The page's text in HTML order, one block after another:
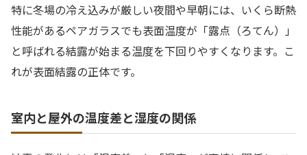
特に冬場の冷え込みが厳しい夜間や早朝には、いくら断熱
性能があるペアガラスでも表面温度が「露点（ろてん）」
と呼ばれる結露が始まる温度を下回りやすくなります。こ
れが表面結露の正体です。
室内と屋外の温度差と湿度の関係